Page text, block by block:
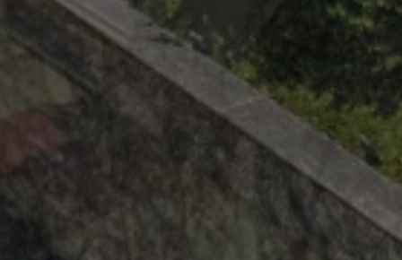
_pk_ses.41.d4bb
test_cookie
_gcl_au
IDE